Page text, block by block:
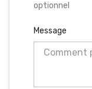
optionnel
Message